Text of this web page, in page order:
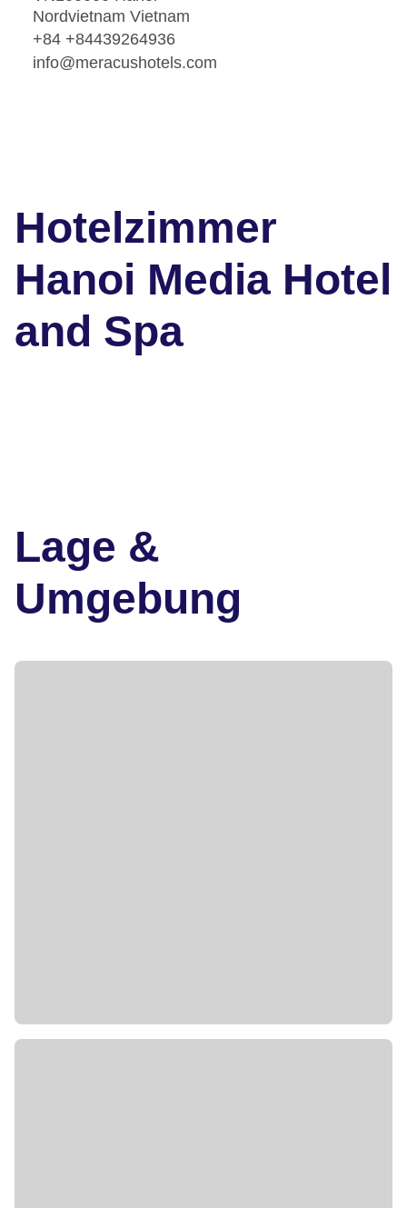
Nordvietnam Vietnam
+84 +84439264936
info@meracushotels.com
Hotelzimmer
Hanoi Media Hotel
and Spa
Lage &
Umgebung